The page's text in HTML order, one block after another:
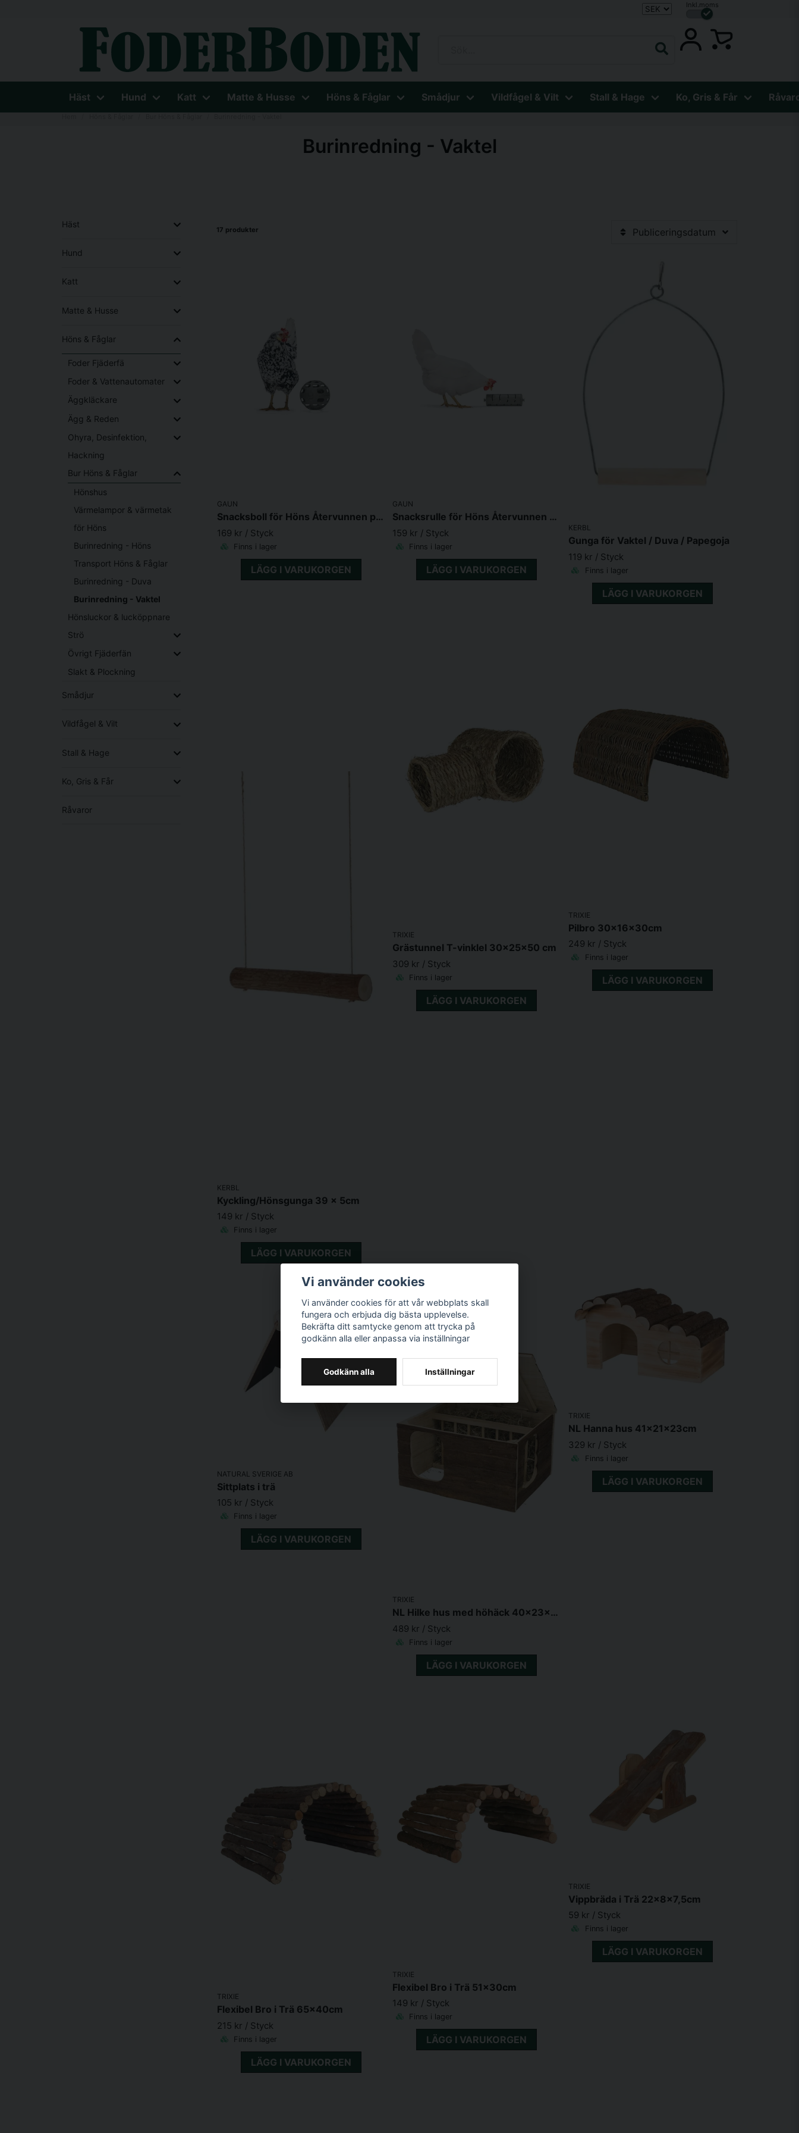
Inkl.moms
Häst Hund Katt Matte & Husse Höns & Fåglar Smådjur Vildfågel & Vilt Stall & Hage Ko, Gris & Får
Burinredning - Vaktel
Häst
Hund
Katt
Matte & Husse
Höns & Fåglar
Foder Fjäderfä
Foder & Vattenautomater
Äggkläckare
Ägg & Reden
Ohyra, Desinfektion,
Hackning
Bur Höns & Fåglar
Hönshus
Värmelampor & värmetak
för Höns
Burinredning - Höns
Transport Höns & Fåglar
Burinredning - Duva
Burinredning - Vaktel
Hönsluckor & lucköppnare
Strö
Övrigt Fjäderfän
Slakt & Plockning
Smådjur
Vildfågel & Vilt
Stall & Hage
Ko, Gris & Får
Råvaror
17 produkter Publiceringsdatum
GAUN
Snacksboll för Höns Återvunnen plast
169 kr / Styck
Finns i lager
LÄGG I VARUKORGEN
GAUN
Snacksrulle för Höns Återvunnen plast
159 kr / Styck
Finns i lager
LÄGG I VARUKORGEN
KERBL
Gunga för Vaktel / Duva / Papegoja
119 kr / Styck
Finns i lager
LÄGG I VARUKORGEN
KERBL
Kyckling/Hönsgunga 39 x 5cm
149 kr / Styck
Finns i lager
LÄGG I VARUKORGEN
TRIXIE
Grästunnel T-vinklel 30x25x50 cm
309 kr / Styck
Finns i lager
LÄGG I VARUKORGEN
TRIXIE
Pilbro 30x16x30cm
249 kr / Styck
Finns i lager
LÄGG I VARUKORGEN
NATURAL SVERIGE AB
Sittplats i trä
105 kr / Styck
Finns i lager
LÄGG I VARUKORGEN
TRIXIE
NL Hilke hus med höhäck 40x23x32cm
489 kr / Styck
Finns i lager
LÄGG I VARUKORGEN
TRIXIE
NL Hanna hus 41x21x23cm
329 kr / Styck
Finns i lager
LÄGG I VARUKORGEN
TRIXIE
Flexibel Bro i Trä 65x40cm
215 kr / Styck
Finns i lager
LÄGG I VARUKORGEN
TRIXIE
Flexibel Bro i Trä 51x30cm
149 kr / Styck
Finns i lager
LÄGG I VARUKORGEN
TRIXIE
Vippbräda i Trä 22x8x7,5cm
59 kr / Styck
Finns i lager
LÄGG I VARUKORGEN
Vi använder cookies
Vi använder cookies för att vår webbplats skall
fungera och erbjuda dig bästa upplevelse.
Bekräfta ditt samtycke genom att trycka på
godkänn alla eller anpassa via inställningar
Godkänn alla Inställningar